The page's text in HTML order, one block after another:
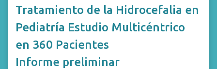
Tratamiento de la Hidrocefalia en
Pediatría Estudio Multicéntrico
en 360 Pacientes
Informe preliminar